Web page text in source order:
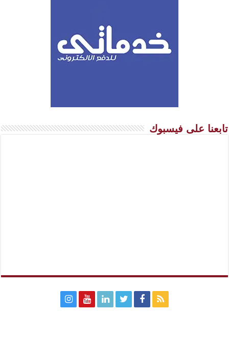
تابعنا على فيسبوك